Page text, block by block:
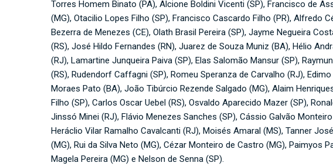
Torres Homem Binato (PA), Alcione Boldini Vicenti (SP), Francisco de
(MG), Otacilio Lopes Filho (SP), Francisco Cascardo Filho (PR), Alfredo
Bezerra de Menezes (CE), Olath Brasil Pereira (SP), Jayme Negueira
(RS), José Hildo Fernandes (RN), Juarez de Souza Muniz (BA), Hélio
(RJ), Lamartine Junqueira Paiva (SP), Elas Salomão Mansur (SP),
(RS), Rudendorf Caffagni (SP), Romeu Speranza de Carvalho (RJ),
Moraes Pato (BA), João Tibúrcio Rezende Salgado (MG), Alaim
Filho (SP), Carlos Oscar Uebel (RS), Osvaldo Aparecido Mazer (SP),
Jinssó Minei (RJ), Flávio Menezes Sanches (SP), Cássio Galvão
Heráclio Vilar Ramalho Cavalcanti (RJ), Moisés Amaral (MS), Tanner
(MG), Rui da Silva Neto (MG), Cézar Monteiro de Castro (MG), Paimyos
Magela Pereira (MG) e Nelson de Senna (SP).